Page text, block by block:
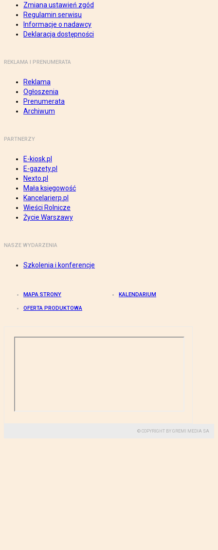
Zmiana ustawień zgód
Regulamin serwisu
Informacje o nadawcy
Deklaracja dostępności
REKLAMA I PRENUMERATA
Reklama
Ogłoszenia
Prenumerata
Archiwum
PARTNERZY
E-kiosk.pl
E-gazety.pl
Nexto.pl
Mała księgowość
Kancelarierp.pl
Wieści Rolnicze
Życie Warszawy
NASZE WYDARZENIA
Szkolenia i konferencje
MAPA STRONY KALENDARIUM
OFERTA PRODUKTOWA
© COPYRIGHT BY GREMI MEDIA SA